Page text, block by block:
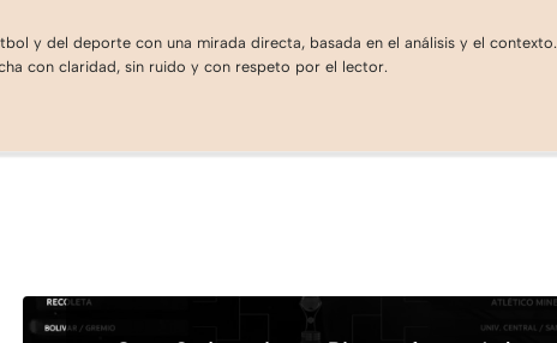
y del deporte con una mirada directa, basada en el análisis y el contexto.
con claridad, sin ruido y con respeto por el lector.